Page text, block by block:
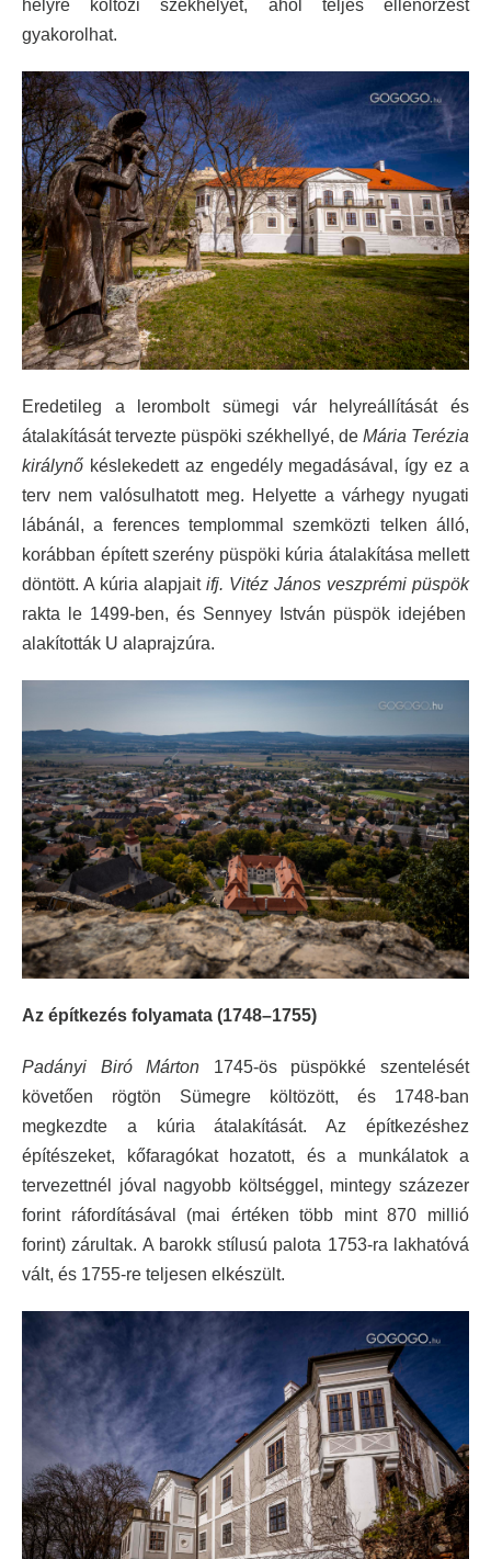
helyre költözi székhelyét, ahol teljes ellenőrzést
gyakorolhat.
Eredetileg a lerombolt sümegi vár helyreállítását és
átalakítását tervezte püspöki székhellyé, de Mária Terézia
királynő késlekedett az engedély megadásával, így ez a
terv nem valósulhatott meg. Helyette a várhegy nyugati
lábánál, a ferences templommal szemközti telken álló,
korábban épített szerény püspöki kúria átalakítása mellett
döntött. A kúria alapjait ifj. Vitéz János veszprémi püspök
rakta le 1499-ben, és Sennyey István püspök idejében
alakították U alaprajzúra.
Az építkezés folyamata (1748–1755)
Padányi Biró Márton 1745-ös püspökké szentelését
követően rögtön Sümegre költözött, és 1748-ban
megkezdte a kúria átalakítását. Az építkezéshez
építészeket, kőfaragókat hozatott, és a munkálatok a
tervezettnél jóval nagyobb költséggel, mintegy százezer
forint ráfordításával (mai értéken több mint 870 millió
forint) zárultak. A barokk stílusú palota 1753-ra lakhatóvá
vált, és 1755-re teljesen elkészült.